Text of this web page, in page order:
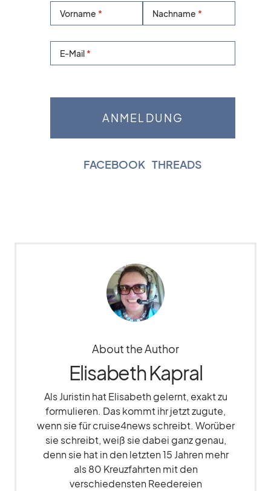
Vorname Nachname
E-Mail
FACEBOOK THREADS
About the Author
Elisabeth Kapral
Als Juristin hat Elisabeth gelernt, exakt zu
formulieren. Das kommt ihr jetzt zugute,
wenn sie für cruise4news schreibt. Worüber
sie schreibt, weiß sie dabei ganz genau,
denn sie hat in den letzten 15 Jahren mehr
als 80 Kreuzfahrten mit den
verschiedensten Reedereien